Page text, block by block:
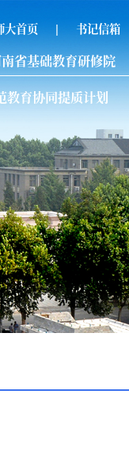
大首页 | 书记信箱
省基础教育研修院
教育协同提质计划